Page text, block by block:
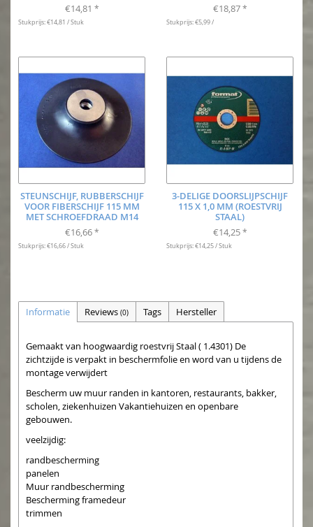
€14,81 *
Stukprijs: €14,81 / Stuk
€18,87 *
Stukprijs: €5,99 /
STEUNSCHIJF, RUBBERSCHIJF
VOOR FIBERSCHIJF 115 MM
MET SCHROEFDRAAD M14
€16,66 *
Stukprijs: €16,66 / Stuk
3-DELIGE DOORSLIJPSCHIJF
115 X 1,0 MM (ROESTVRIJ
STAAL)
€14,25 *
Stukprijs: €14,25 / Stuk
Informatie Reviews (0) Tags Hersteller
Gemaakt van hoogwaardig roestvrij Staal ( 1.4301) De
zichtzijde is verpakt in beschermfolie en word van u tijdens de
montage verwijdert
Bescherm uw muur randen in kantoren, restaurants, bakker,
scholen, ziekenhuizen Vakantiehuizen en openbare
gebouwen.
veelzijdig:
randbescherming
panelen
Muur randbescherming
Bescherming framedeur
trimmen